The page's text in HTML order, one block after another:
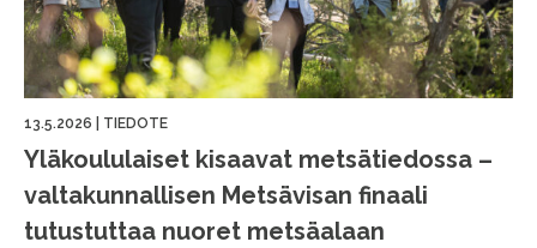
13.5.2026 TIEDOTE
Yläkoululaiset kisaavat metsätiedossa –
valtakunnallisen Metsävisan finaali
tutustuttaa nuoret metsäalaan